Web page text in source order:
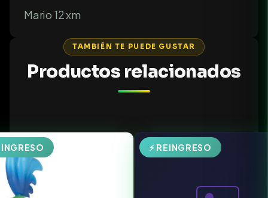
Mario 12 xm
TAMBIÉN TE PUEDE GUSTAR
Productos relacionados
⚡ REINGRESO